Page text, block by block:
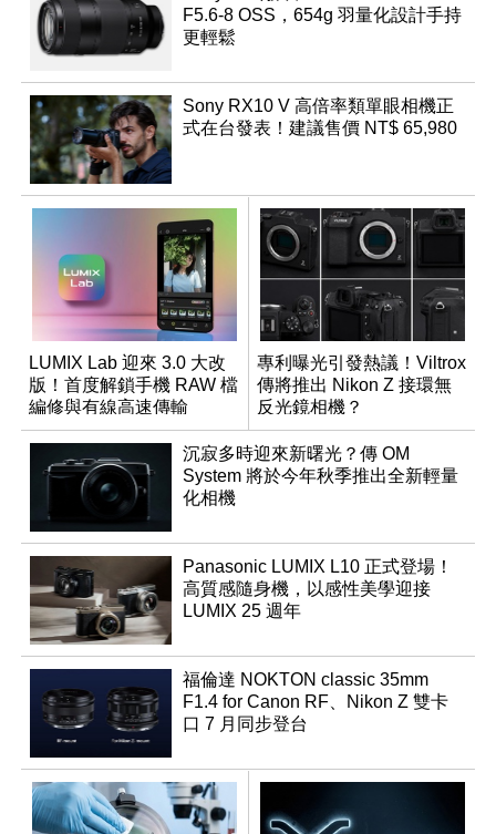
F5.6-8 OSS，654g 羽量化設計手持
更輕鬆
Sony RX10 V 高倍率類單眼相機正
式在台發表！建議售價 NT$ 65,980
LUMIX Lab 迎來 3.0 大改
版！首度解鎖手機 RAW 檔
編修與有線高速傳輸
專利曝光引發熱議！Viltrox
傳將推出 Nikon Z 接環無
反光鏡相機？
沉寂多時迎來新曙光？傳 OM
System 將於今年秋季推出全新輕量
化相機
Panasonic LUMIX L10 正式登場！
高質感隨身機，以感性美學迎接
LUMIX 25 週年
福倫達 NOKTON classic 35mm
F1.4 for Canon RF、Nikon Z 雙卡
口 7 月同步登台